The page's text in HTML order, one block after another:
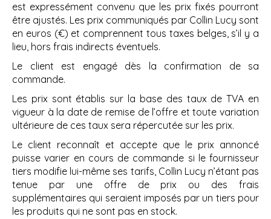
est expressément convenu que les prix fixés pourront
être ajustés. Les prix communiqués par Collin Lucy sont
en euros (€) et comprennent tous taxes belges, s’il y a
lieu, hors frais indirects éventuels.
Le client est engagé dès la confirmation de sa
commande.
Les prix sont établis sur la base des taux de TVA en
vigueur à la date de remise de l’offre et toute variation
ultérieure de ces taux sera répercutée sur les prix.
Le client reconnaît et accepte que le prix annoncé
puisse varier en cours de commande si le fournisseur
tiers modifie lui-même ses tarifs, Collin Lucy n’étant pas
tenue par une offre de prix ou des frais
supplémentaires qui seraient imposés par un tiers pour
les produits qui ne sont pas en stock.